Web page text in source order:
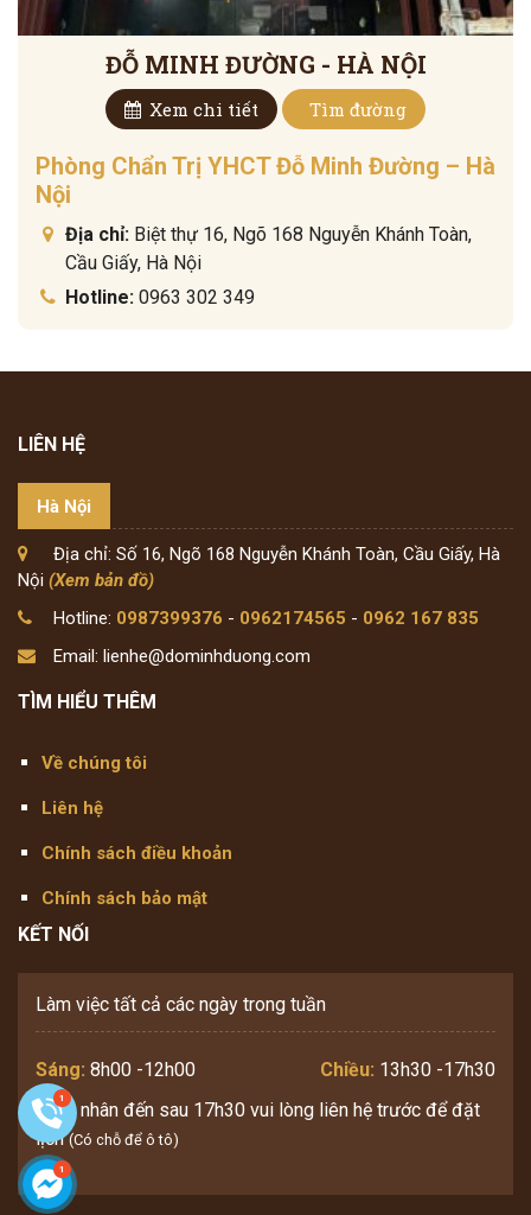
ĐỖ MINH ĐƯỜNG - HÀ NỘI
Xem chi tiết Tìm đường
Phòng Chẩn Trị YHCT Đỗ Minh Đường – Hà
Nội
Địa chỉ: Biệt thự 16, Ngõ 168 Nguyễn Khánh Toàn,
Cầu Giấy, Hà Nội
Hotline: 0963 302 349
LIÊN HỆ
Hà Nội
Địa chỉ: Số 16, Ngõ 168 Nguyễn Khánh Toàn, Cầu Giấy, Hà
Nội (Xem bản đồ)
Hotline: 0987399376 - 0962174565 - 0962 167 835
Email: lienhe@dominhduong.com
TÌM HIỂU THÊM
Về chúng tôi
Liên hệ
Chính sách điều khoản
Chính sách bảo mật
KẾT NỐI
Làm việc tất cả các ngày trong tuần
Sáng: 8h00 -12h00 Chiều: 13h30 -17h30
Bệnh nhân đến sau 17h30 vui lòng liên hệ trước để đặt
lịch(Có chỗ để ô tô)